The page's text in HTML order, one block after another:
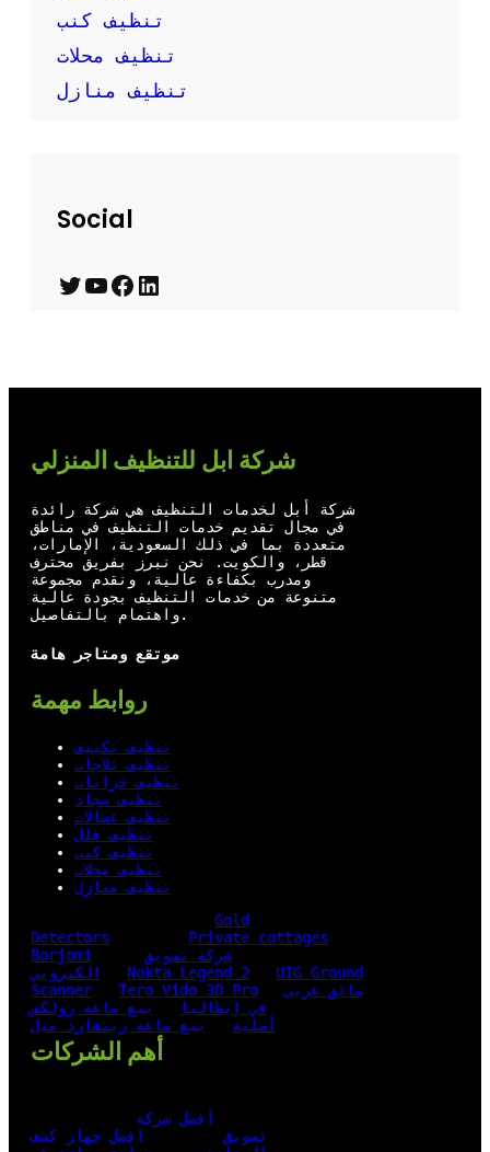
تنظيف كنب
تنظيف محلات
تنظيف منازل
Social
T
t
e
r
Y
u
b
e
F
o
o
k
L
e
d
I
n
شركة ابل للتنظيف المنزلي
شركة أبل لخدمات التنظيف هي شركة رائدة
في مجال تقديم خدمات التنظيف في مناطق
متعددة بما في ذلك السعودية، الإمارات،
قطر، والكويت. نحن نبرز بفريق محترف
ومدرب بكفاءة عالية، ونقدم مجموعة
متنوعة من خدمات التنظيف بجودة عالية
واهتمام بالتفاصيل.
موتقع ومتاجر هامة
روابط مهمة
تنظيف تكييف
تنظيف ثلاجات
تنظيف خزانات
تنظيف سجاد
تنظيف غسالات
تنظيف فلل
تنظيف كنب
تنظيف محلات
تنظيف منازل
Gold
Detectors
Private cottages
Borjomi
شركة تسويق
الكتروني
Nokta Legend 2
UIG Ground
Scanner
Tero Vido 3D Pro
سائق عربي
في إيطاليا
بيع ساعة رولكس
أصلية
بيع ساعة ريتشارد ميل
أهم الشركات
أفضل شركة
تسويق
افضل جهاز كشف